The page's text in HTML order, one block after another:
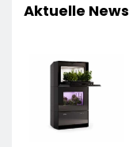
Aktuelle News